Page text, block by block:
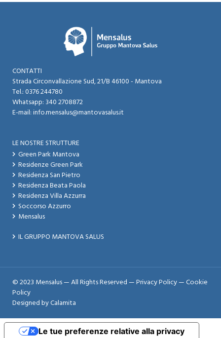
CONTATTI
Strada Circonvallazione Sud, 21/B 46100 - Mantova​
Tel.:0376 244780
Whatsapp: 340 2708872
E-mail:info.mensalus@mantovasalus.it
LE NOSTRE STRUTTURE
Green Park Mantova
Residenze Green Park
Residenza San Pietro
Residenza Beata Paola
Residenza Villa Azzurra
Soccorso Azzurro
Mensalus
IL GRUPPO MANTOVA SALUS
© 2023 Mensalus — All Rights Reserved —Privacy Policy—Cookie
Policy
Designed byCalamita
Le tue preferenze relative alla privacy